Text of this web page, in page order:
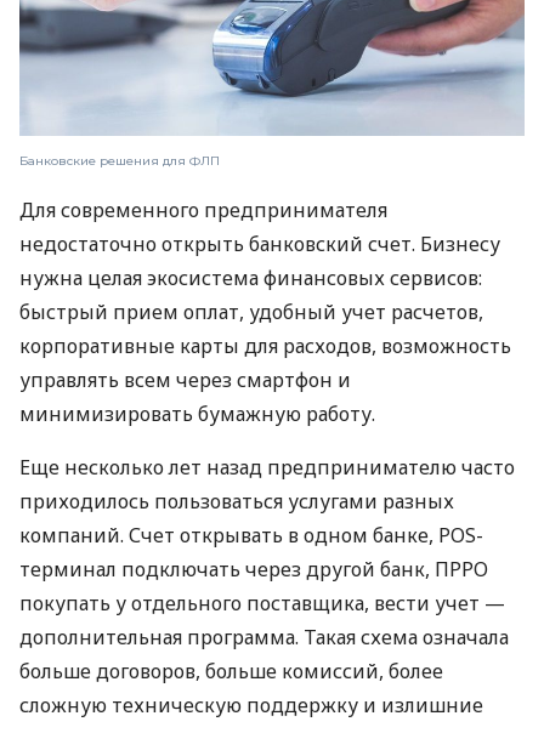
Банковские решения для ФЛП
Для современного предпринимателя
недостаточно открыть банковский счет. Бизнесу
нужна целая экосистема финансовых сервисов:
быстрый прием оплат, удобный учет расчетов,
корпоративные карты для расходов, возможность
управлять всем через смартфон и
минимизировать бумажную работу.
Еще несколько лет назад предпринимателю часто
приходилось пользоваться услугами разных
компаний. Счет открывать в одном банке, POS-
терминал подключать через другой банк, ПРРО
покупать у отдельного поставщика, вести учет —
дополнительная программа. Такая схема означала
больше договоров, больше комиссий, более
сложную техническую поддержку и излишние